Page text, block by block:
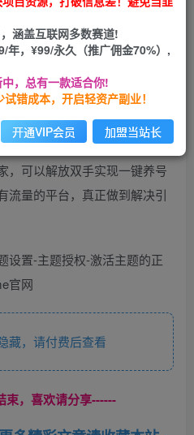
建议登陆后购买，可保存购买订单
有销售！如果你没有谈何变
，可以解放双手实现一键养号
流量的平台，真正做到解决引
设置-主题授权-激活主题的正
官网
藏，请付费后查看
束，喜欢请分享------
涵盖互联网多数赛道!
年，¥99/永久（推广佣金70%）,
，总有一款适合你!
错成本，开启轻资产副业！
开通VIP会员 加盟当站长